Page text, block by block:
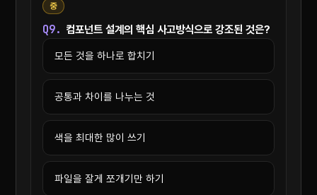
중
Q9. 컴포넌트 설계의 핵심 사고방식으로 강조된 것은?
모든 것을 하나로 합치기
공통과 차이를 나누는 것
색을 최대한 많이 쓰기
파일을 잘게 쪼개기만 하기